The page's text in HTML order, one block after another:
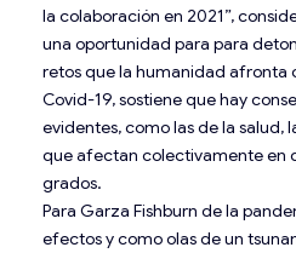
la colaboración en 2021”,
una oportunidad para para
retos que la humanidad afronta
Covid-19, sostiene que hay
evidentes, como las de la salud,
que afectan colectivamente en
grados.
Para Garza Fishburn de la
efectos y como olas de un